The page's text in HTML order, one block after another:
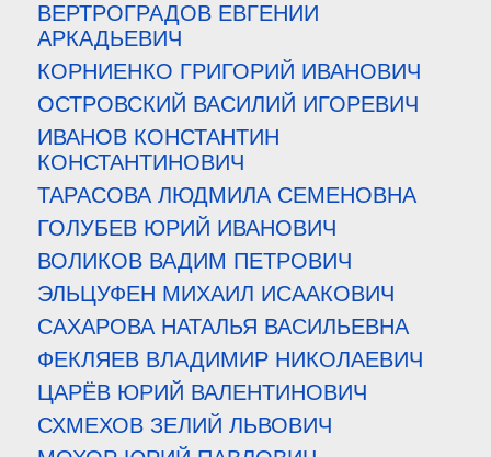
ВЕРТРОГРАДОВ ЕВГЕНИИ
АРКАДЬЕВИЧ
КОРНИЕНКО ГРИГОРИЙ ИВАНОВИЧ
ОСТРОВСКИЙ ВАСИЛИЙ ИГОРЕВИЧ
ИВАНОВ КОНСТАНТИН
КОНСТАНТИНОВИЧ
ТАРАСОВА ЛЮДМИЛА СЕМЕНОВНА
ГОЛУБЕВ ЮРИЙ ИВАНОВИЧ
ВОЛИКОВ ВАДИМ ПЕТРОВИЧ
ЭЛЬЦУФЕН МИХАИЛ ИСААКОВИЧ
САХАРОВА НАТАЛЬЯ ВАСИЛЬЕВНА
ФЕКЛЯЕВ ВЛАДИМИР НИКОЛАЕВИЧ
ЦАРЁВ ЮРИЙ ВАЛЕНТИНОВИЧ
СХМЕХОВ ЗЕЛИЙ ЛЬВОВИЧ